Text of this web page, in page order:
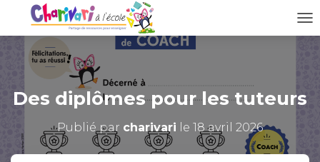
E
Des diplômes pour les tuteurs
Publié par charivari le 18 avril 2026